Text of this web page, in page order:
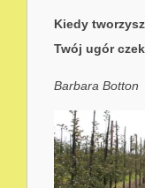
Kiedy
Twój ugór
Barbara Botton